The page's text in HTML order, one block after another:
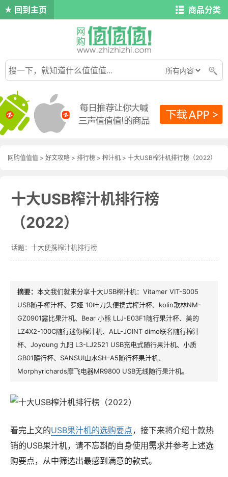
回到主页 商品分类
网购值值值 > 好文攻略 > 排行榜 > 榨汁机 > 十大USB榨汁机排行榜（2022）
十大USB榨汁机排行榜
（2022）
十大便携榨汁机排行榜
本文我们就来分享十大USB榨汁机：Vitamer VIT-S005
USB随手榨汁杯、罗娅 10叶刀头便携式榨汁杯、kolin歌林NM-
GZ0901露比果汁机、Bear 小熊 LLJ-E03F1随行果汁杯、美的
LZ4X2-100C随行迷你榨汁机、ALL-JOINT dimo联名随行榨汁
杯、Joyoung 九阳 L3-LJ2521 USB充电式随行果汁机、小质
GB01隨行杯、SANSUI山水SH-A5随行杯果汁机、
Morphyrichards摩飞电器MR9800 USB无线随行果汁机。
看完上文的USB果汁机的选购要点，接下来将介绍十款热
销的USB果汁机，请不忘斟酌自身使用需求并参考上述选
购要点，从中筛选出最感到满意的款式。